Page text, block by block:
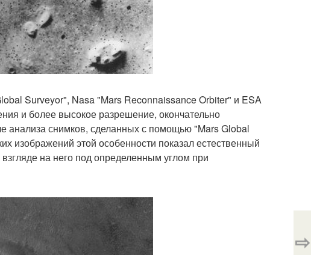
Surveyor", Nasa "Mars Reconnaissance Orbiter" и ESA
и более высокое разрешение, окончательно
анализа снимков, сделанных с помощью "Mars Global
изображений этой особенности показал естественный
на него под определенным углом при
⇨